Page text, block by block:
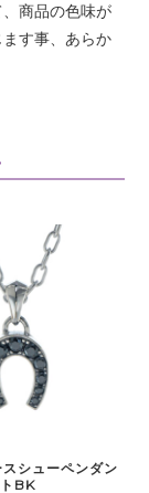
商品の色味が
す事、あらか
シューペンダン
トBK